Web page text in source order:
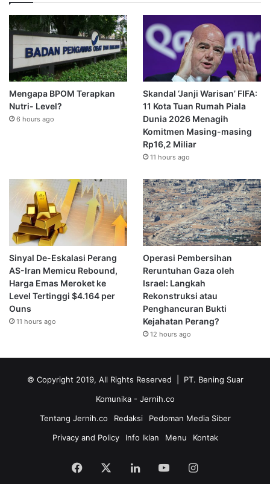
Mengapa BPOM Terapkan
Nutri- Level?
6 hours ago
Skandal ‘Janji Warisan’ FIFA:
11 Kota Tuan Rumah Piala
Dunia 2026 Menagih
Komitmen Masing-masing
Rp16,2 Miliar
11 hours ago
Sinyal De-Eskalasi Perang
AS-Iran Memicu Rebound,
Harga Emas Meroket ke
Level Tertinggi $4.164 per
Ouns
11 hours ago
Operasi Pembersihan
Reruntuhan Gaza oleh
Israel: Langkah
Rekonstruksi atau
Penghancuran Bukti
Kejahatan Perang?
12 hours ago
© Copyright 2019, All Rights Reserved | PT. Bening Suar
Komunika - Jernih.co
Tentang Jernih.co
Redaksi
Pedoman Media Siber
Privacy and Policy
Info Iklan Menu Kontak
Facebook LinkedInYouTubeInstagram